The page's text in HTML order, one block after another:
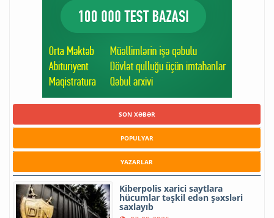
SON XƏBƏR
POPULYAR
YAZARLAR
Kiberpolis xarici saytlara
hücumlar təşkil edən şəxsləri
saxlayıb